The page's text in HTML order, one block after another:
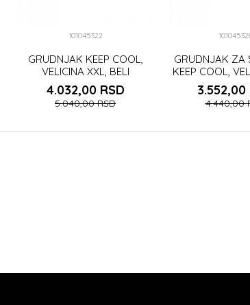
101045322
GRUDNJAK KEEP COOL,
VELICINA XXL, BELI
4.032,00 RSD
5.040,00RSD
GRUDNJAK ZA
KEEP COOL,
BELI
3.552,00
4.440,00